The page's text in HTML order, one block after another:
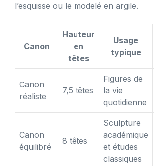
l’esquisse ou le modelé en argile.
Canon
Hauteur
en
têtes
Usage
typique
Canon
réaliste
7,5 têtes
Figures de
la vie
quotidienne
Canon
équilibré
8 têtes
Sculpture
académique
et études
classiques